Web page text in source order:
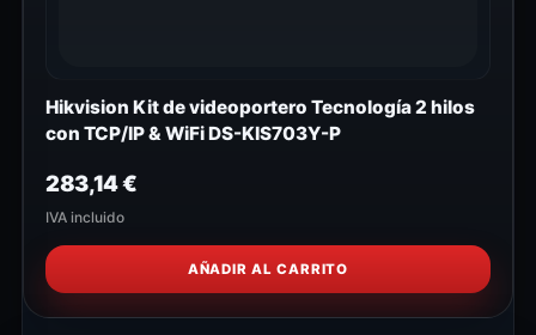
Hikvision Kit de videoportero Tecnología 2 hilos
con TCP/IP & WiFi DS-KIS703Y-P
283,14€
IVA incluido
AÑADIR AL CARRITO